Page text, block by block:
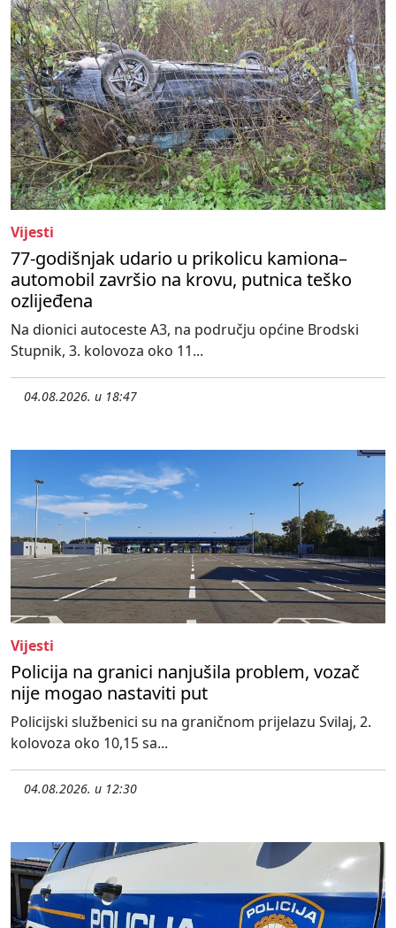
Vijesti
77-godišnjak udario u prikolicu kamiona–
automobil završio na krovu, putnica teško
ozlijeđena
Na dionici autoceste A3, na području općine Brodski
Stupnik, 3. kolovoza oko 11...
04.08.2026. u 18:47
Vijesti
Policija na granici nanjušila problem, vozač
nije mogao nastaviti put
Policijski službenici su na graničnom prijelazu Svilaj, 2.
kolovoza oko 10,15 sa...
04.08.2026. u 12:30